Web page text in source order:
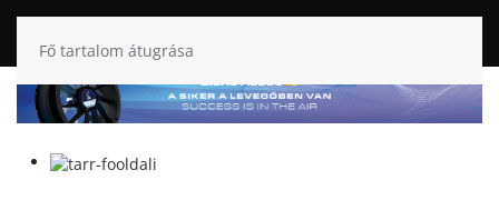
Fő tartalom átugrása